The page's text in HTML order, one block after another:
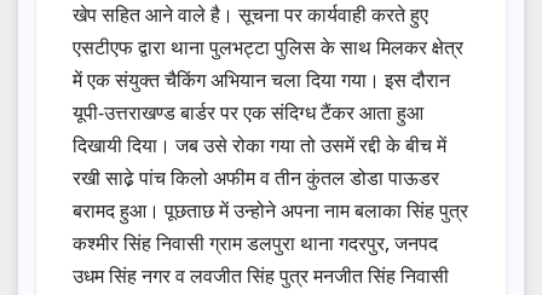
खेप सहित आने वाले है। सूचना पर कार्यवाही करते हुए
एसटीएफ द्वारा थाना पुलभट्टा पुलिस के साथ मिलकर क्षेत्र
में एक संयुक्त चैकिंग अभियान चला दिया गया। इस दौरान
यूपी-उत्तराखण्ड बार्डर पर एक संदिग्ध टैंकर आता हुआ
दिखायी दिया। जब उसे रोका गया तो उसमें रद्दी के बीच में
रखी साढे़ पांच किलो अफीम व तीन कुंतल डोडा पाऊडर
बरामद हुआ। पूछताछ में उन्होने अपना नाम बलाका सिंह पुत्र
कश्मीर सिंह निवासी ग्राम डलपुरा थाना गदरपुर, जनपद
उधम सिंह नगर व लवजीत सिंह पुत्र मनजीत सिंह निवासी